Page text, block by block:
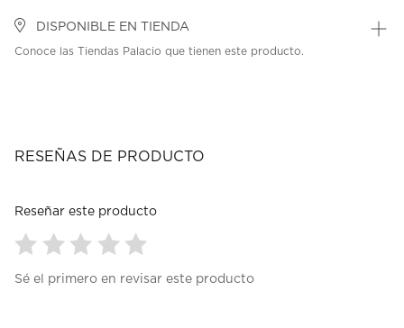
DISPONIBLE EN TIENDA
Conoce las Tiendas Palacio que tienen este producto.
RESEÑAS DE PRODUCTO
Reseñar este producto
paraparaparaparapara
Sé el primero en revisar este producto